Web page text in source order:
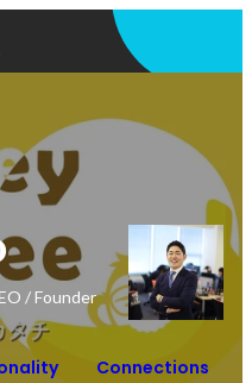
/ Founder
Connections